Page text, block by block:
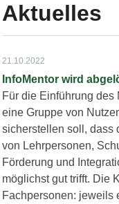
Aktuelles
21.10.2022
Für die Einführung des
eine Gruppe von
sicherstellen soll, dass
von Lehrpersonen,
Förderung und
möglichst gut trifft. Die
Fachpersonen: jeweils